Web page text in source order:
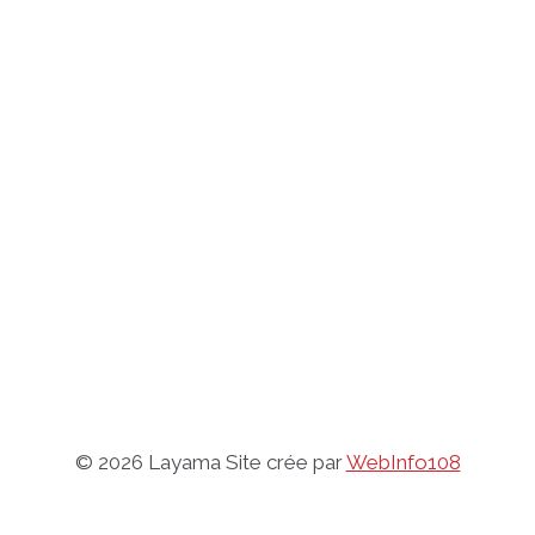
© 2026 Layama Site crée parWebInfo108